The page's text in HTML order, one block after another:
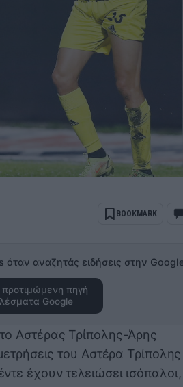
BOOKMARK
αναζητάς ειδήσεις στην
πηγή
Google
Αστέρας Τρίπολης-Άρης
του Αστέρα
έχουν τελειώσει